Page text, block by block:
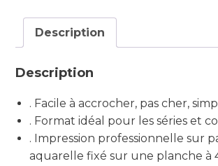
Description
Description
. Facile à accrocher, pas cher,
. Format idéal pour les séries et
. Impression professionnelle sur
aquarelle fixé sur une planche à